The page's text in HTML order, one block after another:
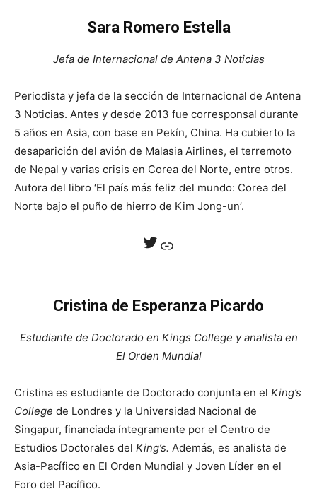
Sara Romero Estella
Jefa de Internacional de Antena 3 Noticias
Periodista y jefa de la sección de Internacional de Antena
3 Noticias. Antes y desde 2013 fue corresponsal durante
5 años en Asia, con base en Pekín, China. Ha cubierto la
desaparición del avión de Malasia Airlines, el terremoto
de Nepal y varias crisis en Corea del Norte, entre otros.
Autora del libro ‘El país más feliz del mundo: Corea del
Norte bajo el puño de hierro de Kim Jong-un’.
Twitter
Enlace
Cristina de Esperanza Picardo
Estudiante de Doctorado en Kings College y analista en
El Orden Mundial
Cristina es estudiante de Doctorado conjunta en el King’s
College de Londres y la Universidad Nacional de
Singapur, financiada íntegramente por el Centro de
Estudios Doctorales del King’s. Además, es analista de
Asia-Pacífico en El Orden Mundial y Joven Líder en el
Foro del Pacífico.